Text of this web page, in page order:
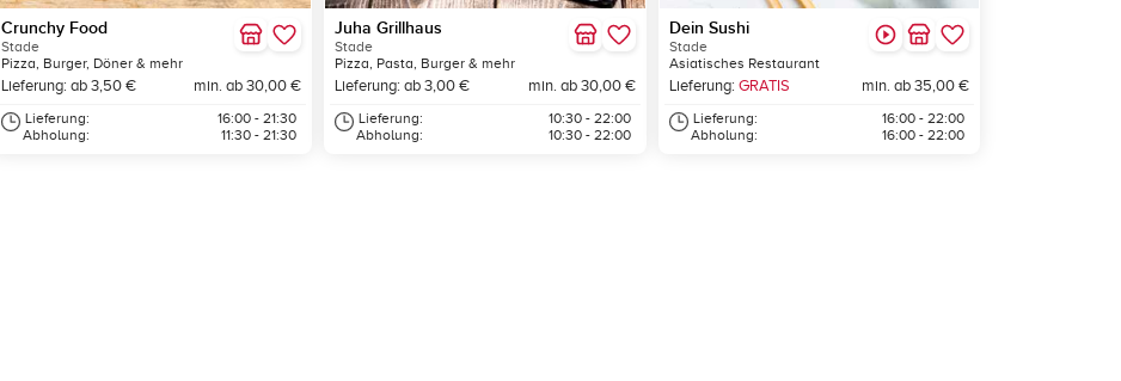
Crunchy Food
Stade
Pizza, Burger, Döner & mehr
Lieferung: ab 3,50 € min. ab 30,00 €
Lieferung:
Abholung:
16:00 - 21:30
11:30 - 21:30
Juha Grillhaus
Stade
Pizza, Pasta, Burger & mehr
Lieferung: ab 3,00 € min. ab 30,00 €
Lieferung:
Abholung:
10:30 - 22:00
10:30 - 22:00
Dein Sushi
Stade
Asiatisches Restaurant
Lieferung: GRATIS min. ab 35,00 €
Lieferung:
Abholung:
16:00 - 22:00
16:00 - 22:00